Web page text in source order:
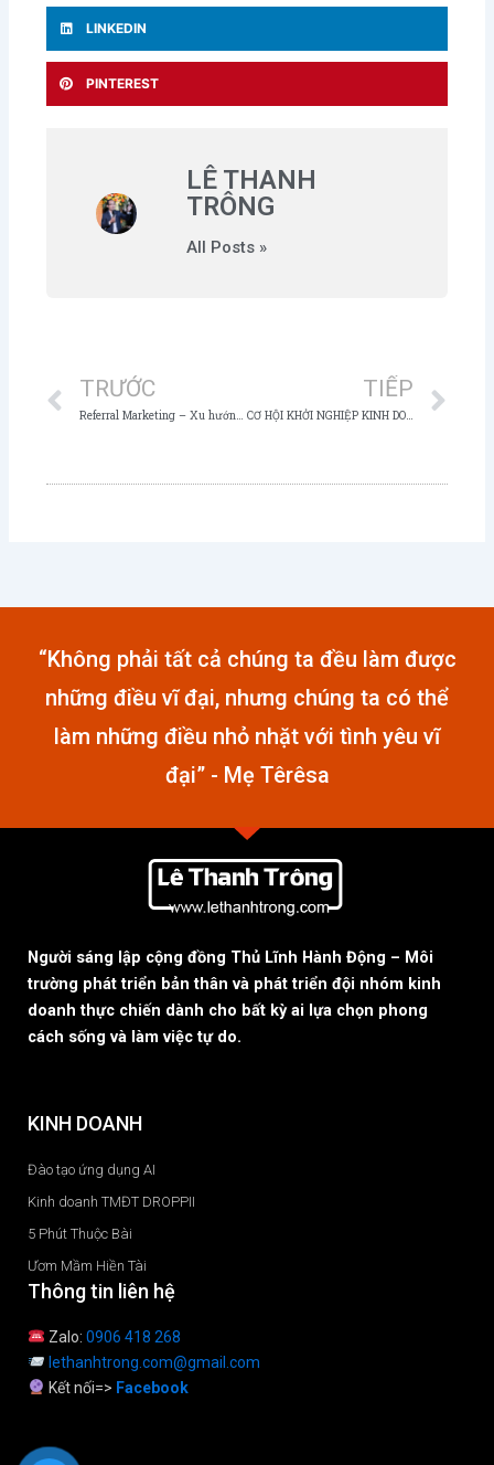
LINKEDIN
PINTEREST
LÊ THANH
TRÔNG
All Posts »
TRƯỚC
Referral Marketing – Xu hướng bùng nổ năm 2017
TIẾP
CƠ HỘI KHỞI NGHIỆP KINH DOANH GIÁO DỤC
“Không phải tất cả chúng ta đều làm được
những điều vĩ đại, nhưng chúng ta có thể
làm những điều nhỏ nhặt với tình yêu vĩ
đại” - Mẹ Têrêsa
Người sáng lập cộng đồng Thủ Lĩnh Hành Động – Môi
trường phát triển bản thân và phát triển đội nhóm kinh
doanh thực chiến dành cho bất kỳ ai lựa chọn phong
cách sống và làm việc tự do.
KINH DOANH
Đào tạo ứng dụng AI
Kinh doanh TMĐT DROPPII
5 Phút Thuộc Bài
Ươm Mầm Hiền Tài
Thông tin liên hệ
Zalo: 0906 418 268
lethanhtrong.com@gmail.com
Kết nối=> Facebook